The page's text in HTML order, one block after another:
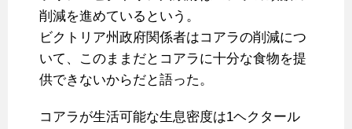
削減を進めているという。
ビクトリア州政府関係者はコアラの削減につ
いて、このままだとコアラに十分な食物を提
供できないからだと語った。
コアラが生活可能な生息密度は1ヘクタール